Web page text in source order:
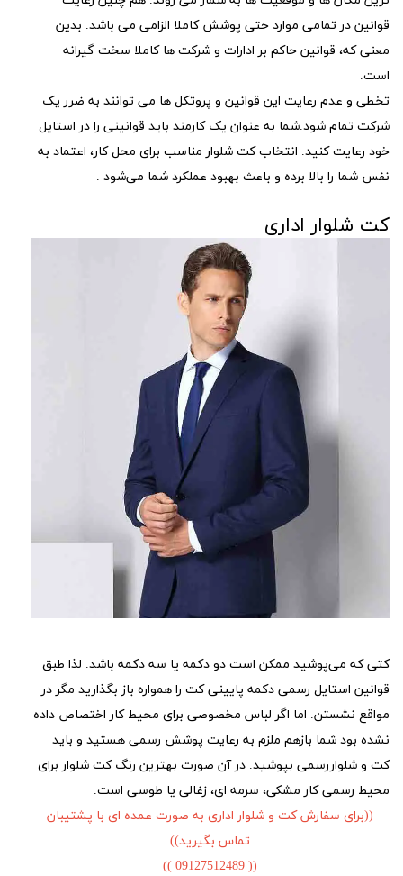
قوانین در تمامی موارد حتی پوشش کاملا الزامی می باشد. بدین
معنی که، قوانین حاکم بر ادارات و شرکت ها کاملا سخت گیرانه
است.
تخطی و عدم رعایت این قوانین و پروتکل ها می توانند به ضرر یک
شرکت تمام شود.شما به عنوان یک کارمند باید قوانینی را در استایل
خود رعایت کنید. انتخاب کت شلوار مناسب برای محل کار، اعتماد به
نفس شما را بالا برده و باعث بهبود عملکرد شما می‌شود .
کت شلوار اداری
کتی که می‌پوشید ممکن است دو دکمه یا سه دکمه باشد. لذا طبق
قوانین استایل رسمی دکمه پایینی کت را همواره باز بگذارید مگر در
مواقع نشستن. اما اگر لباس مخصوصی برای محیط کار اختصاص داده
نشده بود شما بازهم ملزم به رعایت پوشش رسمی هستید و باید
کت و شلواررسمی بپوشید. در آن صورت بهترین رنگ کت شلوار برای
محیط رسمی کار مشکی، سرمه ای، زغالی یا طوسی است.
((برای سفارش کت و شلوار اداری به صورت عمده ای با پشتیبان
تماس بگیرید))
(( 09127512489 ))